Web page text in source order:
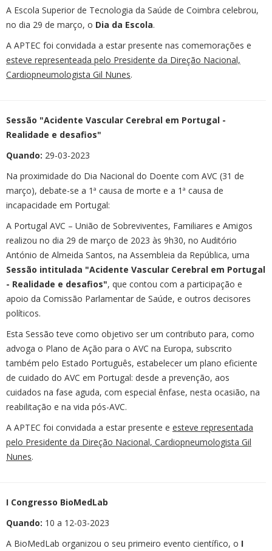
A Escola Superior de Tecnologia da Saúde de Coimbra celebrou,
no dia 29 de março, o Dia da Escola.
A APTEC foi convidada a estar presente nas comemorações e
esteve representeada pelo Presidente da Direção Nacional,
Cardiopneumologista Gil Nunes.
Sessão "Acidente Vascular Cerebral em Portugal -
Realidade e desafios"
Quando: 29-03-2023
Na proximidade do Dia Nacional do Doente com AVC (31 de
março), debate-se a 1ª causa de morte e a 1ª causa de
incapacidade em Portugal:
A Portugal AVC – União de Sobreviventes, Familiares e Amigos
realizou no dia 29 de março de 2023 às 9h30, no Auditório
António de Almeida Santos, na Assembleia da República, uma
Sessão intitulada "Acidente Vascular Cerebral em Portugal
- Realidade e desafios", que contou com a participação e
apoio da Comissão Parlamentar de Saúde, e outros decisores
políticos.
Esta Sessão teve como objetivo ser um contributo para, como
advoga o Plano de Ação para o AVC na Europa, subscrito
também pelo Estado Português, estabelecer um plano eficiente
de cuidado do AVC em Portugal: desde a prevenção, aos
cuidados na fase aguda, com especial ênfase, nesta ocasião, na
reabilitação e na vida pós-AVC.
A APTEC foi convidada a estar presente e esteve representada
pelo Presidente da Direção Nacional, Cardiopneumologista Gil
Nunes.
I Congresso BioMedLab
Quando: 10 a 12-03-2023
A BioMedLab organizou o seu primeiro evento científico, o I